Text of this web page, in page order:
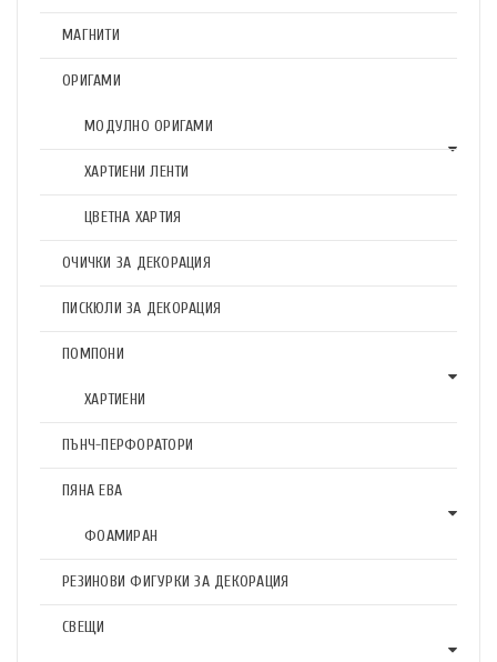
МАГНИТИ
ОРИГАМИ
МОДУЛНО ОРИГАМИ
ХАРТИЕНИ ЛЕНТИ
ЦВЕТНА ХАРТИЯ
ОЧИЧКИ ЗА ДЕКОРАЦИЯ
ПИСКЮЛИ ЗА ДЕКОРАЦИЯ
ПОМПОНИ
ХАРТИЕНИ
ПЪНЧ-ПЕРФОРАТОРИ
ПЯНА ЕВА
ФОАМИРАН
РЕЗИНОВИ ФИГУРКИ ЗА ДЕКОРАЦИЯ
СВЕЩИ